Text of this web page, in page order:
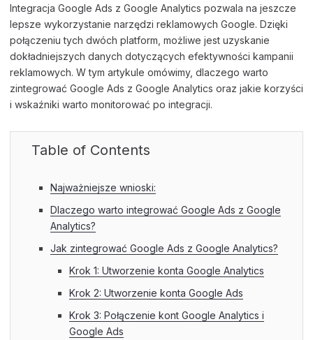
Integracja Google Ads z Google Analytics pozwala na jeszcze
lepsze wykorzystanie narzędzi reklamowych Google. Dzięki
połączeniu tych dwóch platform, możliwe jest uzyskanie
dokładniejszych danych dotyczących efektywności kampanii
reklamowych. W tym artykule omówimy, dlaczego warto
zintegrować Google Ads z Google Analytics oraz jakie korzyści
i wskaźniki warto monitorować po integracji.
Table of Contents
Najważniejsze wnioski:
Dlaczego warto integrować Google Ads z Google
Analytics?
Jak zintegrować Google Ads z Google Analytics?
Krok 1: Utworzenie konta Google Analytics
Krok 2: Utworzenie konta Google Ads
Krok 3: Połączenie kont Google Analytics i
Google Ads